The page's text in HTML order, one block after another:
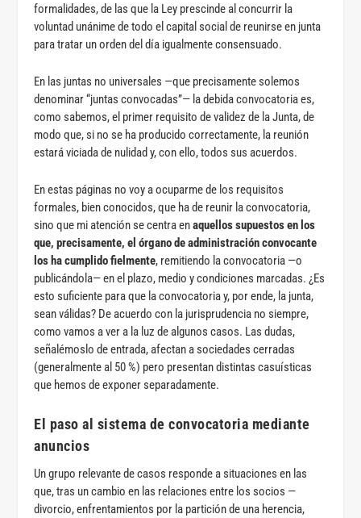
formalidades, de las que la Ley prescinde al concurrir la
voluntad unánime de todo el capital social de reunirse en junta
para tratar un orden del día igualmente consensuado.
En las juntas no universales —que precisamente solemos
denominar “juntas convocadas”— la debida convocatoria es,
como sabemos, el primer requisito de validez de la Junta, de
modo que, si no se ha producido correctamente, la reunión
estará viciada de nulidad y, con ello, todos sus acuerdos.
En estas páginas no voy a ocuparme de los requisitos
formales, bien conocidos, que ha de reunir la convocatoria,
sino que mi atención se centra enaquellos supuestos en los
que, precisamente, el órgano de administración convocante
los ha cumplido fielmente, remitiendo la convocatoria —o
publicándola— en el plazo, medio y condiciones marcadas. ¿Es
esto suficiente para que la convocatoria y, por ende, la junta,
sean válidas? De acuerdo con la jurisprudencia no siempre,
como vamos a ver a la luz de algunos casos. Las dudas,
señalémoslo de entrada, afectan a sociedades cerradas
(generalmente al 50 %) pero presentan distintas casuísticas
que hemos de exponer separadamente.
El paso al sistema de convocatoria mediante
anuncios
Un grupo relevante de casos responde a situaciones en las
que, tras un cambio en las relaciones entre los socios —
divorcio, enfrentamientos por la partición de una herencia,